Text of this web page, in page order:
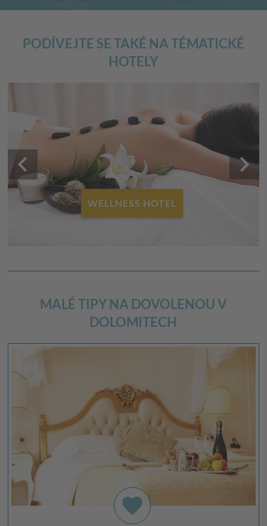
PODÍVEJTE SE TAKÉ NA TÉMATICKÉ
HOTELY
WELLNESS HOTEL
keyboard_arrow_left keyboard_arrow_right
MALÉ TIPY NA DOVOLENOU V
DOLOMITECH
favorite